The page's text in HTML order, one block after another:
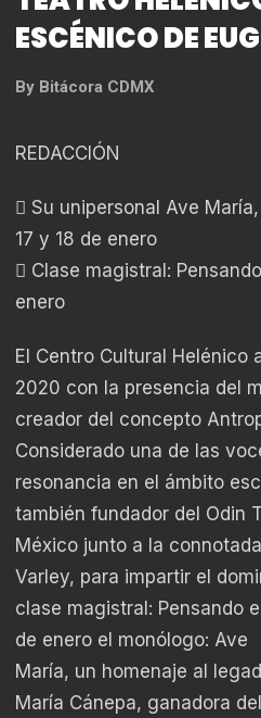
ESCÉNICO DE
By Bitácora CDMX
REDACCIÓN
 Su unipersonal Ave
17 y 18 de enero
 Clase magistral:
enero
El Centro Cultural Helénico
2020 con la presencia del
creador del concepto
Considerado una de las
resonancia en el ámbito
también fundador del Odin
México junto a la
Varley, para impartir el
clase magistral: Pensando
de enero el monólogo: Ave
María, un homenaje al
María Cánepa, ganadora